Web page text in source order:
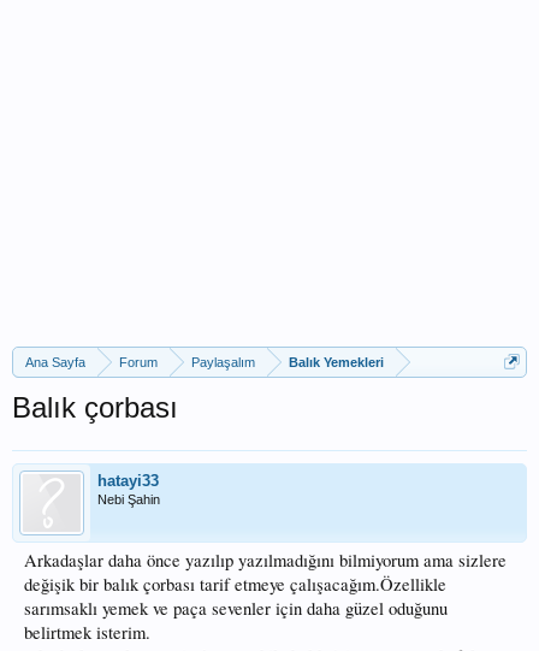
Ana Sayfa Forum Paylaşalım Balık Yemekleri
Balık çorbası
hatayi33
Nebi Şahin
Arkadaşlar daha önce yazılıp yazılmadığını bilmiyorum ama sizlere
değişik bir balık çorbası tarif etmeye çalışacağım.Özellikle
sarımsaklı yemek ve paça sevenler için daha güzel oduğunu
belirtmek isterim.